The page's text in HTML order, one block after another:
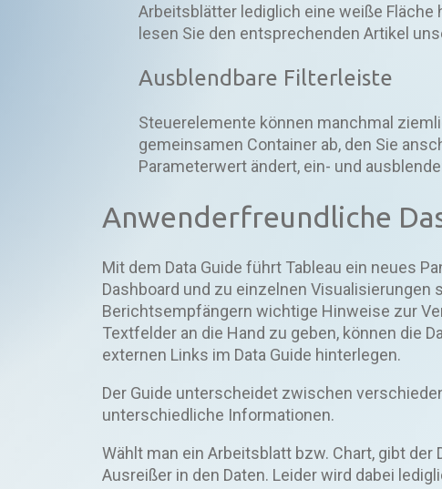
Arbeitsblätter lediglich eine weiße
lesen Sie den entsprechenden Artikel
Ausblendbare Filterleiste
Steuerelemente können manchmal
gemeinsamen Container ab, den Sie
Parameterwert ändert, ein- und
Anwenderfreundliche
Mit dem Data Guide führt Tableau ein neues
Dashboard und zu einzelnen
Berichtsempfängern wichtige Hinweise zur
Textfelder an die Hand zu geben, können die
externen Links im Data Guide hinterlegen.
Der Guide unterscheidet zwischen
unterschiedliche Informationen.
Wählt man ein Arbeitsblatt bzw. Chart, gibt der
Ausreißer in den Daten. Leider wird dabei